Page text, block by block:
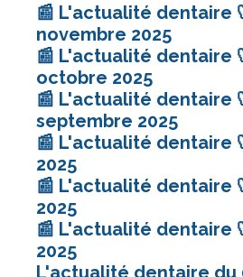
📰 L'actualité dentaire
novembre 2025
📰 L'actualité dentaire
octobre 2025
📰 L'actualité dentaire
septembre 2025
📰 L'actualité dentaire
2025
📰 L'actualité dentaire
2025
📰 L'actualité dentaire
2025
L'actualité dentaire du